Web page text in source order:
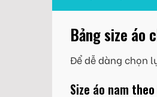
Bảng size áo
Để dễ dàng chọn
Size áo nam